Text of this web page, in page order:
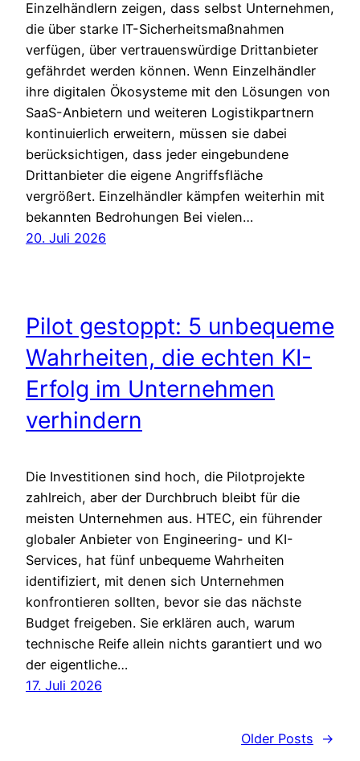
Einzelhändlern zeigen, dass selbst Unternehmen,
die über starke IT-Sicherheitsmaßnahmen
verfügen, über vertrauenswürdige Drittanbieter
gefährdet werden können. Wenn Einzelhändler
ihre digitalen Ökosysteme mit den Lösungen von
SaaS-Anbietern und weiteren Logistikpartnern
kontinuierlich erweitern, müssen sie dabei
berücksichtigen, dass jeder eingebundene
Drittanbieter die eigene Angriffsfläche
vergrößert. Einzelhändler kämpfen weiterhin mit
bekannten Bedrohungen Bei vielen…
20. Juli 2026
Pilot gestoppt: 5 unbequeme
Wahrheiten, die echten KI-
Erfolg im Unternehmen
verhindern
Die Investitionen sind hoch, die Pilotprojekte
zahlreich, aber der Durchbruch bleibt für die
meisten Unternehmen aus. HTEC, ein führender
globaler Anbieter von Engineering- und KI-
Services, hat fünf unbequeme Wahrheiten
identifiziert, mit denen sich Unternehmen
konfrontieren sollten, bevor sie das nächste
Budget freigeben. Sie erklären auch, warum
technische Reife allein nichts garantiert und wo
der eigentliche…
17. Juli 2026
Older Posts →